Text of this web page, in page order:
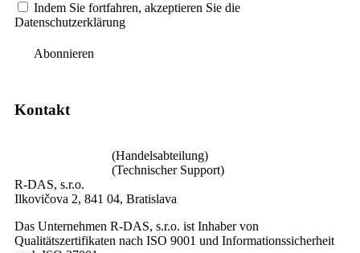
Indem Sie fortfahren, akzeptieren Sie die
Datenschutzerklärung
Abonnieren
Kontakt
(Handelsabteilung)
(Technischer Support)
R-DAS, s.r.o.
Ilkovičova 2, 841 04, Bratislava
Das Unternehmen R-DAS, s.r.o. ist Inhaber von
Qualitätszertifikaten nach ISO 9001 und Informationssicherheit